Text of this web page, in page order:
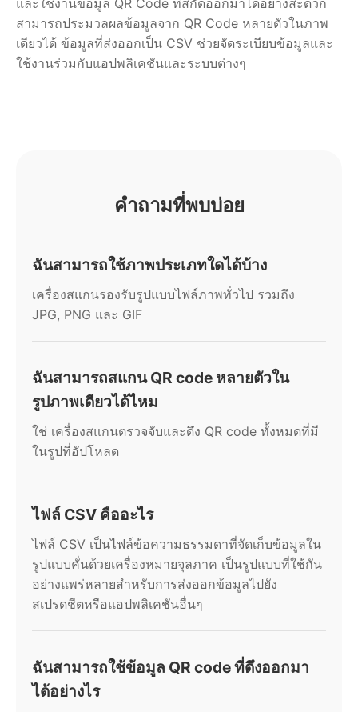
สามารถประมวลผลข้อมูลจาก QR Code หลายตัวในภาพ
เดียวได้ ข้อมูลที่ส่งออกเป็น CSV ช่วยจัดระเบียบข้อมูลและ
ใช้งานร่วมกับแอปพลิเคชันและระบบต่างๆ
คำถามที่พบบ่อย
ฉันสามารถใช้ภาพประเภทใดได้บ้าง
เครื่องสแกนรองรับรูปแบบไฟล์ภาพทั่วไป รวมถึง
JPG, PNG และ GIF
ฉันสามารถสแกน QR code หลายตัวใน
รูปภาพเดียวได้ไหม
ใช่ เครื่องสแกนตรวจจับและดึง QR code ทั้งหมดที่มี
ในรูปที่อัปโหลด
ไฟล์ CSV คืออะไร
ไฟล์ CSV เป็นไฟล์ข้อความธรรมดาที่จัดเก็บข้อมูลใน
รูปแบบคั่นด้วยเครื่องหมายจุลภาค เป็นรูปแบบที่ใช้กัน
อย่างแพร่หลายสำหรับการส่งออกข้อมูลไปยัง
สเปรดชีตหรือแอปพลิเคชันอื่นๆ
ฉันสามารถใช้ข้อมูล QR code ที่ดึงออกมา
ได้อย่างไร